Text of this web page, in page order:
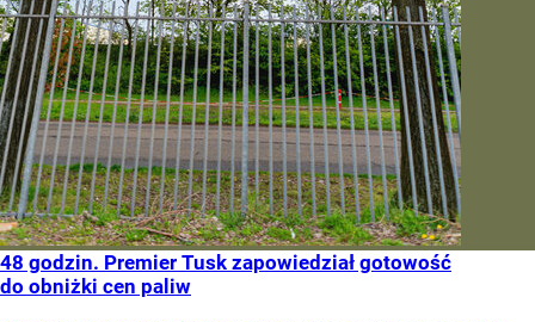
48 godzin. Premier Tusk zapowiedział gotowość
do obniżki cen paliw